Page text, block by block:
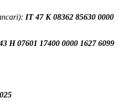
IT 47 K 08362 85630 0000
H 07601 17400 0000 1627 6099